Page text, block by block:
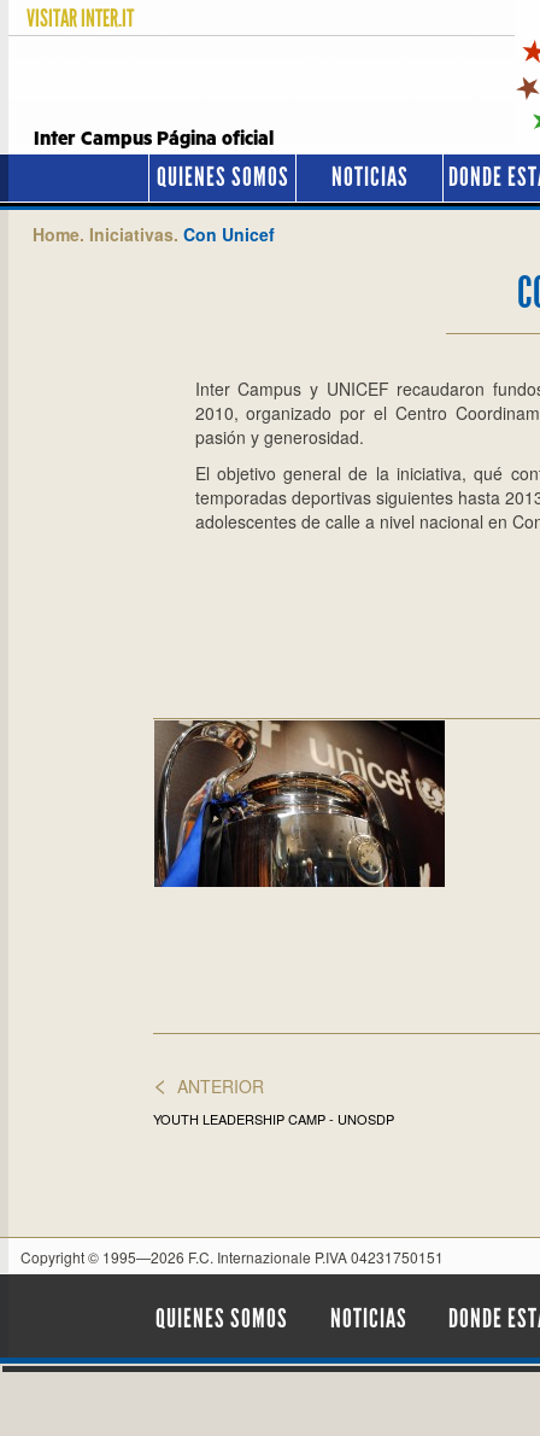
VISITARINTER.IT
Inter Campus Página oficial
QUIENES SOMOS NOTICIAS DONDE
Home. Iniciativas. Con Unicef
Inter Campus y UNICEF recaudaron
2010, organizado por el Centro
pasión y generosidad.
El objetivo general de la iniciativa, qué
temporadas deportivas siguientes hasta
adolescentes de calle a nivel nacional en
< ANTERIOR
YOUTH LEADERSHIP CAMP - UNOSDP
Copyright © 1995—2026 F.C. Internazionale P.IVA 04231750151
QUIENES SOMOS NOTICIAS DONDE